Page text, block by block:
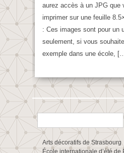
aurez accès à un JPG que
imprimer sur une feuille
: Ces images sont pour un
seulement, si vous
exemple dans une école,
Rechercher :
Arts décoratifs de Strasbourg
École internationale d’été de